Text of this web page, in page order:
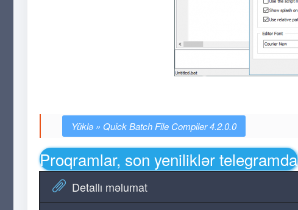
Quick Batch File Compiler 4.2.0.0
Proqramlar, son yeniliklər telegramda
Detallı məlumat